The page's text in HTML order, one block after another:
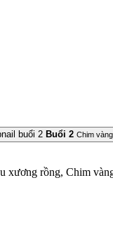
Buổi 2 Chim
xương rồng, Chim